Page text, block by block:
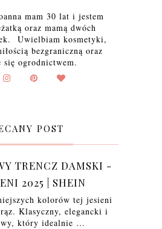
mam 30 lat i jestem
oraz mamą dwóch
Uwielbiam kosmetyki,
bezgraniczną oraz
się ogrodnictwem.
POST
TRENCZ DAMSKI -
2025 | SHEIN
kolorów tej jesieni
Klasyczny, elegancki i
który idealnie …